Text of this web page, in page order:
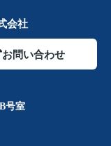
会社
お問い合わせ
号室